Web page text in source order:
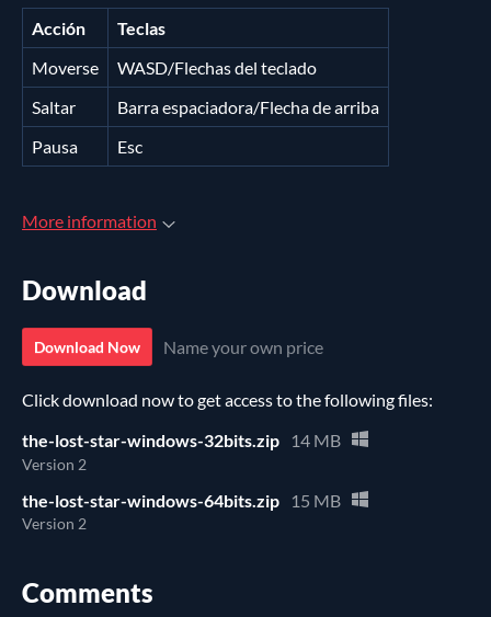
Acción
Teclas
Moverse
WASD/Flechas del teclado
Saltar
Barra espaciadora/Flecha de arriba
Pausa
Esc
More information
Download
Download Now Name your own price
Click download now to get access to the following files:
the-lost-star-windows-32bits.zip
14 MB
Version 2
the-lost-star-windows-64bits.zip 15 MB
Version 2
Comments